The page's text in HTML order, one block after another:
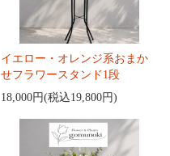
イエロー・オレンジ系おまか
せフラワースタンド1段
18,000円(税込19,800円)